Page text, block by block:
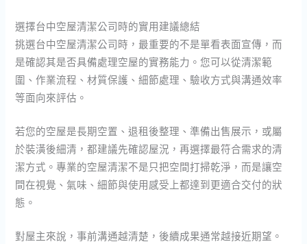
選擇台中空屋清潔公司時的實用建議總結
挑選台中空屋清潔公司時，最重要的不是單看表面宣傳，而
是確認其是否具備處理空屋的實務能力。您可以從清潔範
圍、作業流程、材質保護、細節處理、驗收方式與溝通效率
等面向來評估。
若您的空屋是長期空置、退租後整理、準備出售展示，或屬
於裝潢後細清，都建議先確認屋況，再選擇最符合需求的清
潔方式。專業的空屋清潔不是只把空間打掃乾淨，而是讓空
間在視覺、氣味、細節與使用感受上都達到更適合交付的狀
態。
對屋主來說，事前溝通越清楚，後續成果通常越接近期望。